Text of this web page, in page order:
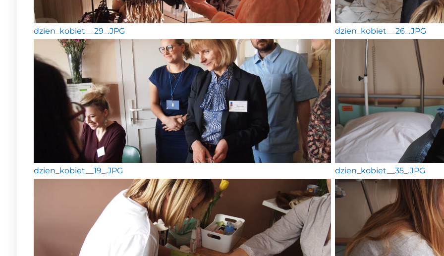
dzien_kobiet__29_.JPG dzien_kobiet__26_.JPG
dzien_kobiet__19_.JPG dzien_kobiet__35_.JPG